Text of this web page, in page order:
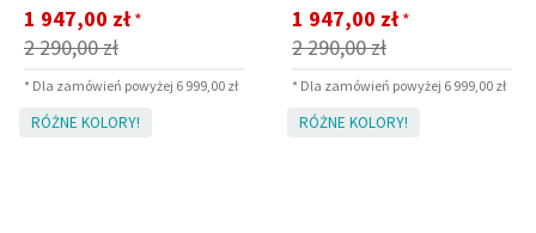
2 290,00 zł
Cena
promocyjna
1 947,00 zł *
* Dla zamówień powyżej 6 999,00 zł
2 290,00 zł
Cena
promocyjna
1 947,00 zł *
* Dla zamówień powyżej 6 999,00 zł
RÓŻNE KOLORY! RÓŻNE KOLORY!